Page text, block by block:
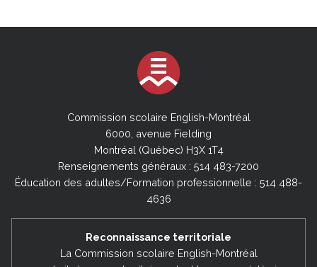
Commission scolaire English-Montréal
6000, avenue Fielding
Montréal (Québec) H3X 1T4
Renseignements généraux : 514 483-7200
Éducation des adultes/Formation professionnelle : 514 488-
4636
Reconnaissance territoriale
La Commission scolaire English-Montréal